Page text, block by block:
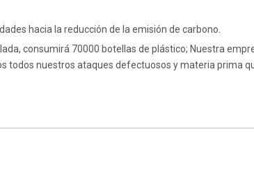
hacia la reducción de la emisión de carbono.
consumirá 70000 botellas de plástico; Nuestra
todos nuestros ataques defectuosos y materia prima